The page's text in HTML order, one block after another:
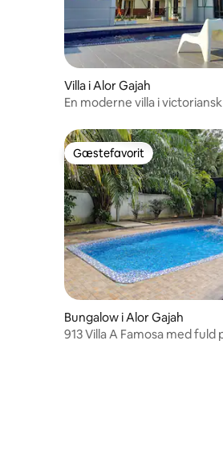
Villa i Alor Gajah
En moderne villa i
Gæstefavorit
Gæstefavorit
Bungalow i Alor Gajah
913 Villa A Famosa med fuld